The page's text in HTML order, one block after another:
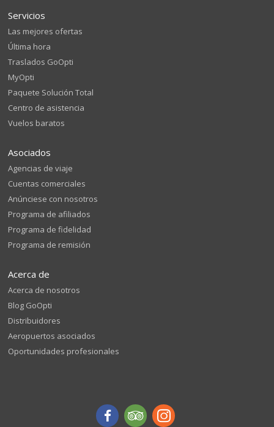
Servicios
Las mejores ofertas
Última hora
Traslados GoOpti
MyOpti
Paquete Solución Total
Centro de asistencia
Vuelos baratos
Asociados
Agencias de viaje
Cuentas comerciales
Anúnciese con nosotros
Programa de afiliados
Programa de fidelidad
Programa de remisión
Acerca de
Acerca de nosotros
Blog GoOpti
Distribuidores
Aeropuertos asociados
Oportunidades profesionales